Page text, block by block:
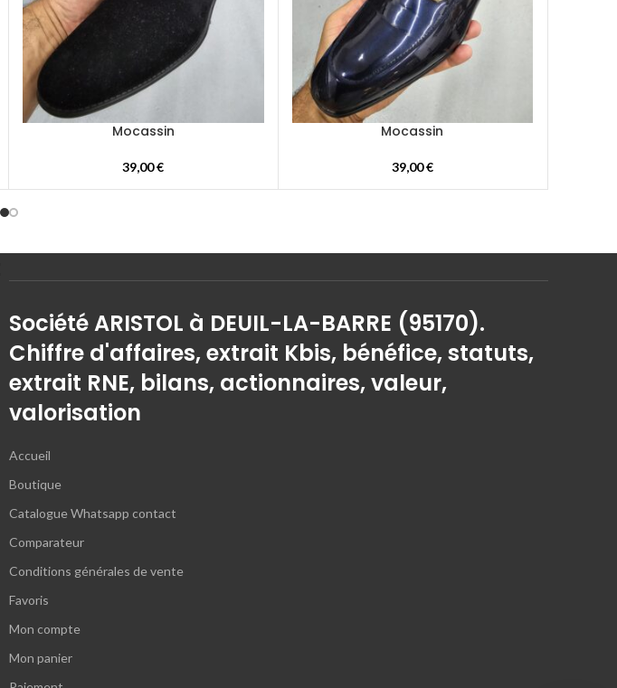
Mocassin
39,00€
Mocassin
39,00€
Société ARISTOL à DEUIL-LA-BARRE (95170).
Chiffre d'affaires, extrait Kbis, bénéfice, statuts,
extrait RNE, bilans, actionnaires, valeur,
valorisation
Accueil
Boutique
Catalogue Whatsapp contact
Comparateur
Conditions générales de vente
Favoris
Mon compte
Mon panier